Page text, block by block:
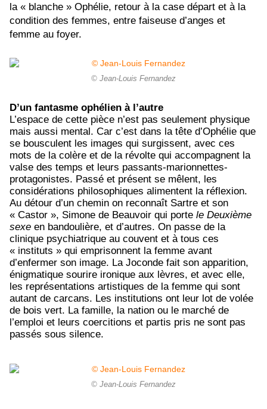
la « blanche » Ophélie, retour à la case départ et à la
condition des femmes, entre faiseuse d’anges et
femme au foyer.
© Jean-Louis Fernandez
D’un fantasme ophélien à l’autre
L’espace de cette pièce n’est pas seulement physique
mais aussi mental. Car c’est dans la tête d’Ophélie que
se bousculent les images qui surgissent, avec ces
mots de la colère et de la révolte qui accompagnent la
valse des temps et leurs passants-marionnettes-
protagonistes. Passé et présent se mêlent, les
considérations philosophiques alimentent la réflexion.
Au détour d’un chemin on reconnaît Sartre et son
« Castor », Simone de Beauvoir qui porte le Deuxième
sexe en bandoulière, et d’autres. On passe de la
clinique psychiatrique au couvent et à tous ces
« instituts » qui emprisonnent la femme avant
d’enfermer son image. La Joconde fait son apparition,
énigmatique sourire ironique aux lèvres, et avec elle,
les représentations artistiques de la femme qui sont
autant de carcans. Les institutions ont leur lot de volée
de bois vert. La famille, la nation ou le marché de
l’emploi et leurs coercitions et partis pris ne sont pas
passés sous silence.
© Jean-Louis Fernandez